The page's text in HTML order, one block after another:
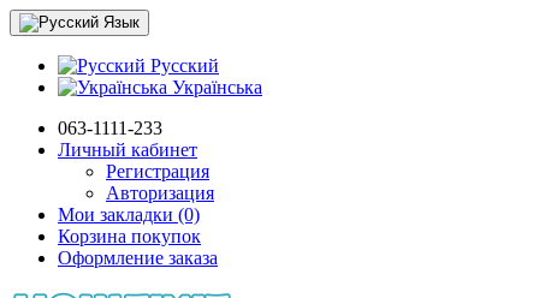
Язык
Русский
Українська
063-1111-233
Личный кабинет
Регистрация
Авторизация
Мои закладки (0)
Корзина покупок
Оформление заказа